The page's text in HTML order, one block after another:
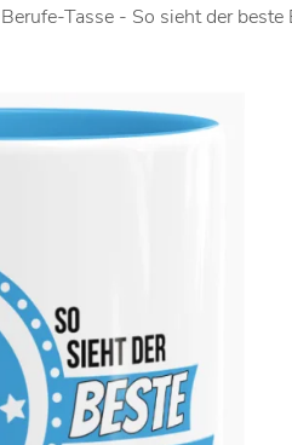
Berufe-Tasse - So sieht der